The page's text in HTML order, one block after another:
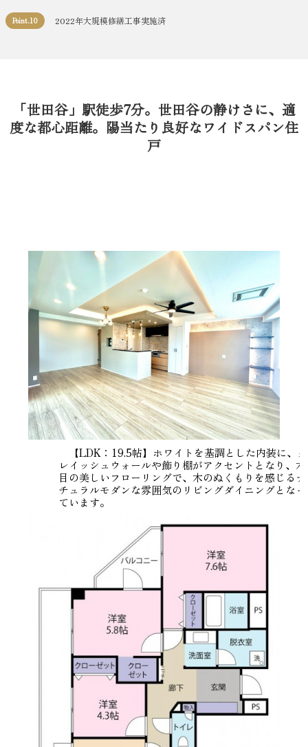
Point.10 2022年大規模修繕工事実施済
「世田谷」駅徒歩7分。世田谷の静けさに、適
度な都心距離。陽当たり良好なワイドスパン住
戸
【LDK：19.5帖】ホワイトを基調とした内装に、グ
レイッシュウォールや飾り棚がアクセントとなり、木
目の美しいフローリングで、木のぬくもりを感じるナ
チュラルモダンな雰囲気のリビングダイニングとなっ
ています。